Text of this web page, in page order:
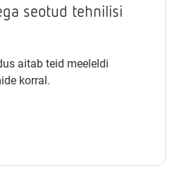
seotud tehnilisi
aitab teid meeleldi
korral.